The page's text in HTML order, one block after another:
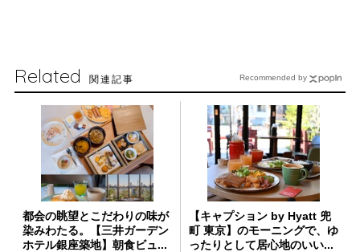
Related 関連記事
都会の眺望とこだわりの味が
染みわたる。【三井ガーデン
ホテル銀座築地】朝食ビュ...
【キャプション by Hyatt 兜
町 東京】のモーニングで、ゆ
ったりとして居心地のいい...
Recommended by